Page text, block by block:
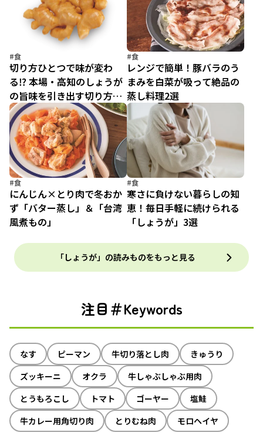
#食
切り方ひとつで味が変わ
る⁉ 本場・高知のしょうが
の旨味を引き出す切り方＆
絶品レシピ3選
#食
レンジで簡単！豚バラのう
まみを白菜が吸って絶品の
蒸し料理2選
#食
にんじん×とり肉で冬おか
ず「バター蒸し」＆「台湾
風煮もの」
#食
寒さに負けない暮らしの知
恵！毎日手軽に続けられる
「しょうが」3選
「しょうが」の読みものをもっと見る
注目＃Keywords
なす ピーマン 牛切り落とし肉
きゅうり
ズッキーニ
オクラ
牛しゃぶしゃぶ用肉
とうもろこし
トマト ゴーヤー
塩鮭
牛カレー用角切り肉
とりむね肉 モロヘイヤ